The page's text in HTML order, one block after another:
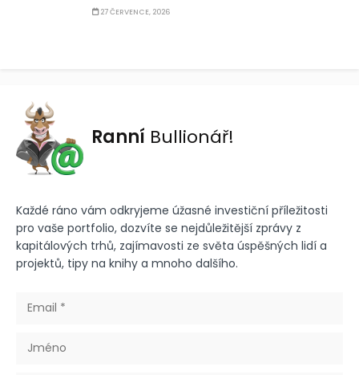
27 ČERVENCE, 2026
Ranní Bullionář!
Každé ráno vám odkryjeme úžasné investiční příležitosti
pro vaše portfolio, dozvíte se nejdůležitější zprávy z
kapitálových trhů, zajímavosti ze světa úspěšných lidí a
projektů, tipy na knihy a mnoho dalšího.